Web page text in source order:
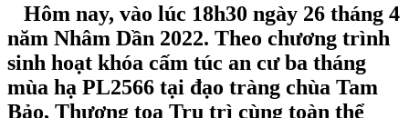
Hôm nay, vào lúc 18h30 ngày 26 tháng 4
năm Nhâm Dần 2022. Theo chương trình
sinh hoạt khóa cấm túc an cư ba tháng
mùa hạ PL2566 tại đạo tràng chùa Tam
Bảo, Thượng tọa Trụ trì cùng toàn thể